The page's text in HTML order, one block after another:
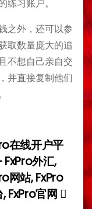
习账户。
之外，还可以参
取数量庞大的追
不想自己亲自交
并直接复制他们
在线开户平
FxPro外汇,
网站, FxPro
FxPro官网